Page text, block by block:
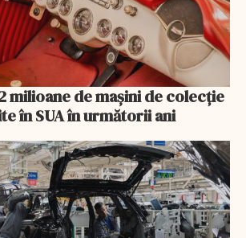
milioane de mașini de colecție
în SUA în următorii ani